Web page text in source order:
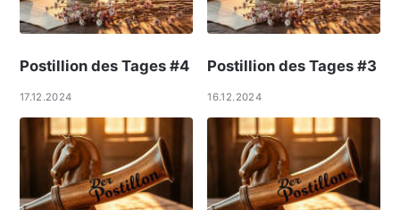
Postillion des Tages #4
17.12.2024
Postillion des Tages #3
16.12.2024